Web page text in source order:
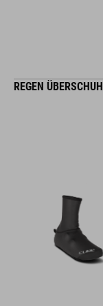
REGEN ÜBERSCHUH